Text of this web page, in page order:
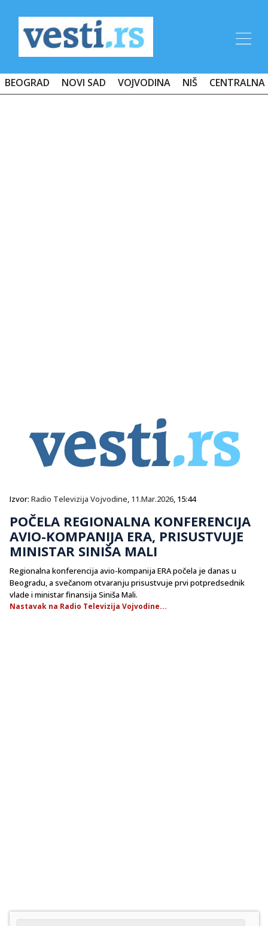
BEOGRAD NOVI SAD VOJVODINA NIŠ CENTRALNA
Izvor: Radio Televizija Vojvodine, 11.Mar.2026, 15:44
POČELA REGIONALNA KONFERENCIJA
AVIO-KOMPANIJA ERA, PRISUSTVUJE
MINISTAR SINIŠA MALI
Regionalna konferencija avio-kompanija ERA počela je danas u
Beogradu, a svečanom otvaranju prisustvuje prvi potpredsednik
vlade i ministar finansija Siniša Mali.
Nastavak na Radio Televizija Vojvodine...